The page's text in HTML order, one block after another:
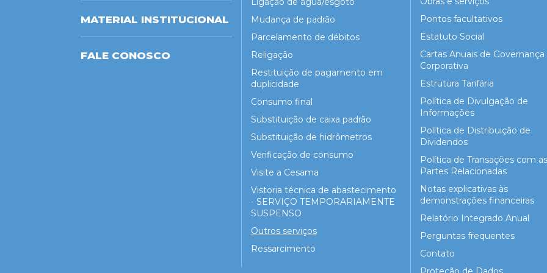
MATERIAL INSTITUCIONAL
FALE CONOSCO
Mudança de padrão
Parcelamento de débitos
Religação
Restituição de pagamento em
duplicidade
Consumo final
Substituição de caixa padrão
Substituição de hidrômetros
Verificação de consumo
Visite a Cesama
Vistoria técnica de abastecimento
- SERVIÇO TEMPORARIAMENTE
SUSPENSO
Outros serviços
Ressarcimento
Pontos facultativos
Estatuto Social
Cartas Anuais de Governança
Corporativa
Estrutura Tarifária
Política de Divulgação de
Informações
Política de Distribuição de
Dividendos
Política de Transações com as
Partes Relacionadas
Notas explicativas às
demonstrações financeiras
Relatório Integrado Anual
Perguntas frequentes
Contato